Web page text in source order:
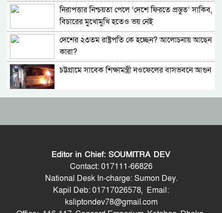
সচিব পদে পদোন্নতি পেলেন জেসমিন নাহার
পুলিশের ৭ কর্মকর্তাকে বদলি
পাইপলাইনের মাধ্যমে ভারত থেকে আরও বেশি
শেখ হাসিনাকে কথা বলতে দেওয়া দুই দেশের
সম্পর্কের জন্য ক্ষতিকর: পররাষ্ট্র মন্ত্রণালয়
শেখ হাসিনার বক্তব্য প্রচারে নিষেধাজ্ঞার যৌক্তিকতা
নিয়ে রুমিন ফারহানার প্রশ্ন
নিরাপত্তার নিশ্চয়তা পেলে ‘দেশে ফিরতে প্রস্তুত’ সাকিব,
বিচারের মুখোমুখি হতেও ভয় নেই
দেশের ২৩তম রাষ্ট্রপতি কে হচ্ছেন? আলোচনায় আছেন
কারা?
চট্টগ্রামে সাবেক শিক্ষামন্ত্রী নওফেলের বাসভবনে আগুন
বাংলাদেশ-পাকিস্তানসহ ১৩ দেশের জোট, কমান্ডার
জাতীয় সংসদের বিশেষ অধিবেশন ডাকা হচ্ছে
বগুড়ায় ও সিলেটে দুই ঘণ্টার ব্যবধানে সড়ক দুর্ঘটনায়
শিশুসহ প্রাণ গেল ১৫ জনের
Editor in Chief: SOUMITRA DEV
Contact: 017111-66826
National Desk In-charge: Sumon Dey.
Kapil Deb: 01717026578, Email:
ksliptondev78@gmail.com